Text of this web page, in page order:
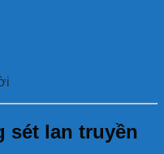
sét lan truyền